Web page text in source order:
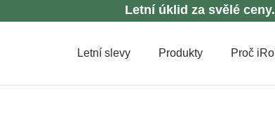
Letní úklid za svělé
Letní slevy Produkty Proč